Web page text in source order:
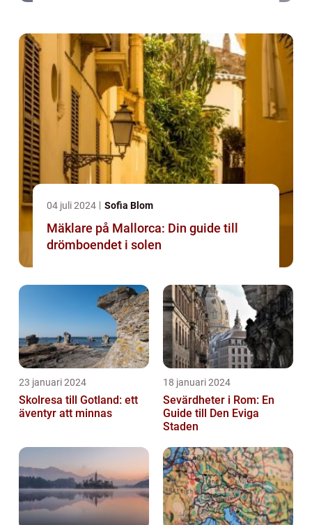
04 juli 2024 Sofia Blom
Mäklare på Mallorca: Din guide till
drömboendet i solen
23 januari 2024
Skolresa till Gotland: ett
äventyr att minnas
18 januari 2024
Sevärdheter i Rom: En
Guide till Den Eviga
Staden